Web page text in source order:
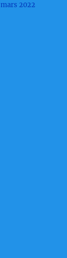
mars 2022